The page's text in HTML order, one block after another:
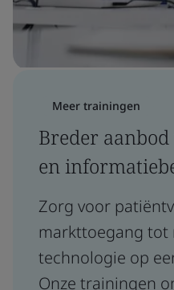
Meer trainingen
Breder
en
Zorg voor
markttoegang tot
technologie op
Onze trainingen